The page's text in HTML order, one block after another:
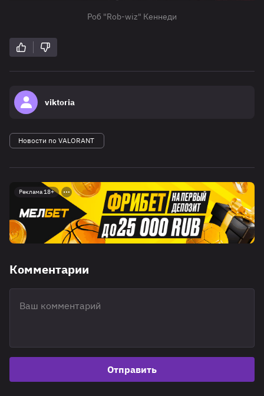
Роб "Rob-wiz" Кеннеди
viktoria
Новости по VALORANT
Реклама 18+
Комментарии
Отправить